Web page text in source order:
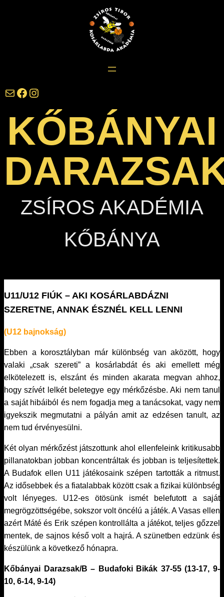
darazsak@darazsak.hu @kobanyaidarazsak @darazsak
KŐBÁNYAI
ZSÍROS AKADÉMIA
KŐBÁNYA
U11/U12 FIÚK – AKI KOSÁRLABDÁZNI
SZERETNE, ANNAK ÉSZNÉL KELL LENNI
(U12 bajnokság)
Ebben a korosztályban már különbség van aközött, hogy
valaki „csak szereti” a kosárlabdát és aki emellett még
elkötelezett is, elszánt és minden akarata megvan ahhoz,
hogy szívét lelkét beletegye egy mérkőzésbe. Aki nem tanul
a saját hibáiból és nem fogadja meg a tanácsokat, vagy nem
igyekszik megmutatni a pályán amit az edzésen tanult, az
nem tud érvényesülni.
Két olyan mérkőzést játszottunk ahol ellenfeleink kritikusabb
pillanatokban jobban koncentráltak és jobban is teljesítettek.
A Budafok ellen U11 játékosaink szépen tartották a ritmust.
Az idősebbek és a fiatalabbak között csak a fizikai különbség
volt lényeges. U12-es ötösünk ismét belefutott a saját
megrögzöttségébe, sokszor volt öncélú a játék. A Vasas ellen
azért Máté és Erik szépen kontrollálta a játékot, teljes gőzzel
mentek, de sajnos késő volt a hajrá. A szünetben edzünk és
készülünk a következő hónapra.
Kőbányai Darazsak/B – Budafoki Bikák 37-55 (13-17, 9-
10, 6-14, 9-14)